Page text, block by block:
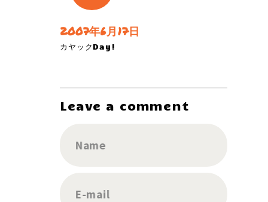
2007年6月17日
カヤックDay!
Leave a comment
Name
E-mail